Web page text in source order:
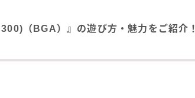
（BGA）』の遊び方・魅力をご紹介！